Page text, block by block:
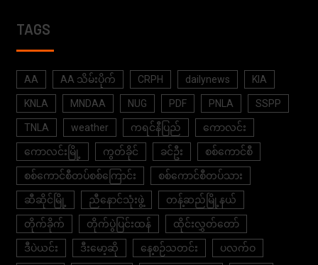
TAGS
AA AA သိမ်းပိုက် CRPH dailynews KIA
KNLA MNDAA NUG PDF PNLA SSPP
TNLA weather ကရင်နီပြည် ကောလင်း
ကောလင်းမြို့ ကွတ်ခိုင် ခင်ဦး စစ်ကောင်စီ
စစ်ကောင်စီတပ်စစ်ကြောင်း စစ်ကောင်စီတပ်သား
ဆီဆိုင်မြို့ ညီနောင်သုံးဖွဲ့ တန့်ဆည်မြို့နယ်
တိုက်ခိုက် တိုက်ပွဲပြင်းထန် ထိုင်းလွှတ်တော်
ဒီပဲယင်း ဒီးမော့ဆို နေ့စဉ်သတင်း ပလက်ဝ